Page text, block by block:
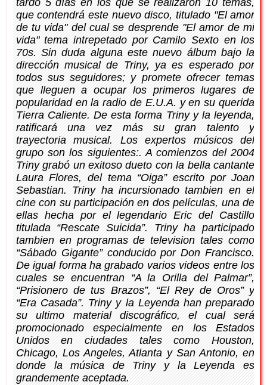
tardó 5 días en los que se realizaron 10 temas,
que contendrá este nuevo disco, titulado "El amor
de tu vida" del cual se desprende "El amor de mi
vida" tema intrepetado por Camilo Sexto en los
70s. Sin duda alguna este nuevo álbum bajo la
dirección musical de Triny, ya es esperado por
todos sus seguidores; y promete ofrecer temas
que lleguen a ocupar los primeros lugares de
popularidad en la radio de E.U.A. y en su querida
Tierra Caliente. De esta forma Triny y la leyenda,
ratificará una vez más su gran talento y
trayectoria musical. Los expertos músicos del
grupo son los siguientes:. A comienzos del 2004
Triny grabó un exitoso dueto con la bella cantante
Laura Flores, del tema “Oiga” escrito por Joan
Sebastian. Triny ha incursionado tambien en el
cine con su participación en dos películas, una de
ellas hecha por el legendario Eric del Castillo
titulada “Rescate Suicida”. Triny ha participado
tambien en programas de television tales como
“Sábado Gigante” conducido por Don Francisco.
De igual forma ha grabado varios videos entre los
cuales se encuentran “A la Orilla del Palmar”,
“Prisionero de tus Brazos”, “El Rey de Oros” y
“Era Casada”. Triny y la Leyenda han preparado
su ultimo material discográfico, el cual será
promocionado especialmente en los Estados
Unidos en ciudades tales como Houston,
Chicago, Los Angeles, Atlanta y San Antonio, en
donde la música de Triny y la Leyenda es
grandemente aceptada.